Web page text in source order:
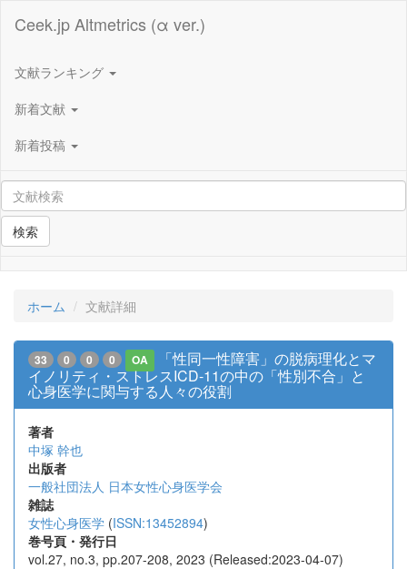
Ceek.jp Altmetrics (α ver.)
文献ランキング
新着文献
新着投稿
検索
ホーム 文献詳細
33 0 0 0 OA
「性同一性障害」の脱病理化とマ
イノリティ・ストレスICD-11の中の「性別不合」と
心身医学に関与する人々の役割
著者
中塚 幹也
出版者
一般社団法人 日本女性心身医学会
雑誌
女性心身医学 (ISSN:13452894)
巻号頁・発行日
vol.27, no.3, pp.207-208, 2023 (Released:2023-04-07)